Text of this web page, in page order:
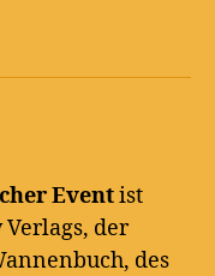
Eventist
der
des